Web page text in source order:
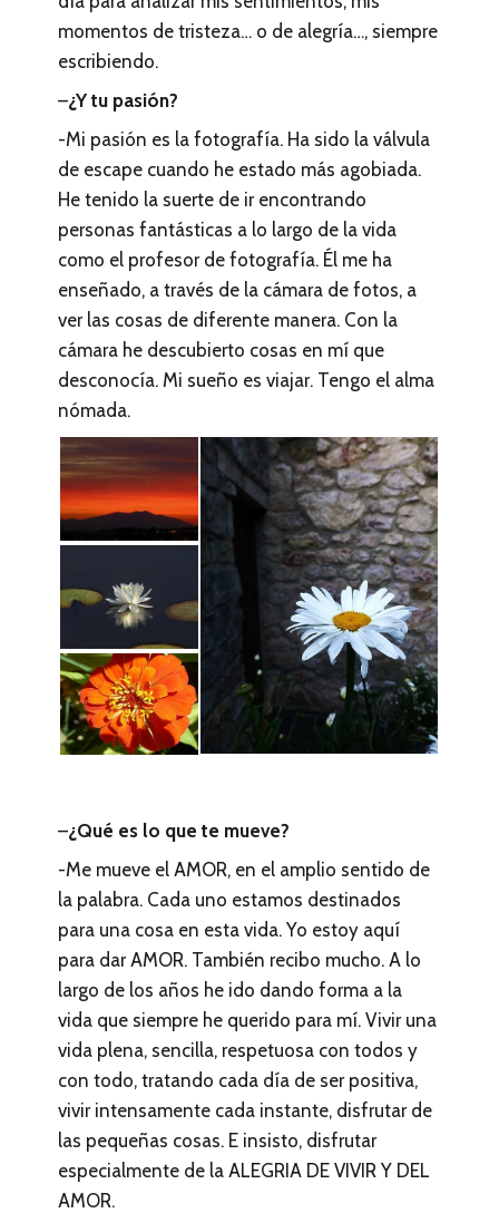
momentos de tristeza… o de alegría…, siempre
escribiendo.
–¿Y tu pasión?
-Mi pasión es la fotografía. Ha sido la válvula
de escape cuando he estado más agobiada.
He tenido la suerte de ir encontrando
personas fantásticas a lo largo de la vida
como el profesor de fotografía. Él me ha
enseñado, a través de la cámara de fotos, a
ver las cosas de diferente manera. Con la
cámara he descubierto cosas en mí que
desconocía. Mi sueño es viajar. Tengo el alma
nómada.
–¿Qué es lo que te mueve?
-Me mueve el AMOR, en el amplio sentido de
la palabra. Cada uno estamos destinados
para una cosa en esta vida. Yo estoy aquí
para dar AMOR. También recibo mucho. A lo
largo de los años he ido dando forma a la
vida que siempre he querido para mí. Vivir una
vida plena, sencilla, respetuosa con todos y
con todo, tratando cada día de ser positiva,
vivir intensamente cada instante, disfrutar de
las pequeñas cosas. E insisto, disfrutar
especialmente de la ALEGRIA DE VIVIR Y DEL
AMOR.